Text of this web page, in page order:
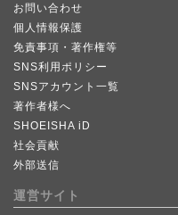
お問い合わせ
個人情報保護
免責事項・著作権等
SNS利用ポリシー
SNSアカウント一覧
著作者様へ
SHOEISHA iD
社会貢献
外部送信
運営サイト